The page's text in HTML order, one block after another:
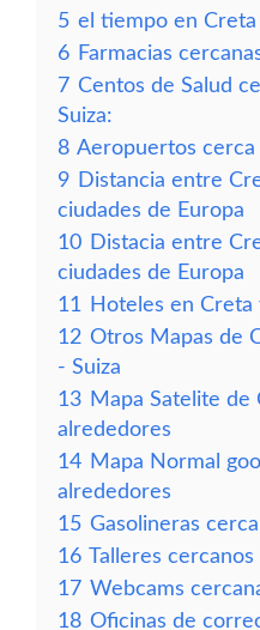
5 el tiempo en Creta
6 Farmacias
7 Centos de Salud
Suiza:
8 Aeropuertos cerca
9 Distancia entre
ciudades de Europa
10 Distacia entre
ciudades de Europa
11
Hoteles en Creta
12 Otros Mapas de
- Suiza
13 Mapa Satelite de
alrededores
14 Mapa Normal
alrededores
15 Gasolineras
16 Talleres cercanos
17 Webcams
18 Oficinas de